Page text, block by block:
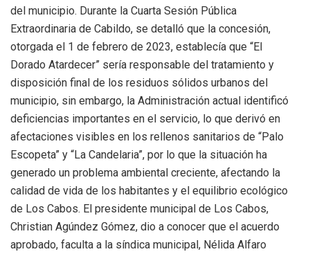
del municipio. Durante la Cuarta Sesión Pública
Extraordinaria de Cabildo, se detalló que la concesión,
otorgada el 1 de febrero de 2023, establecía que “El
Dorado Atardecer” sería responsable del tratamiento y
disposición final de los residuos sólidos urbanos del
municipio, sin embargo, la Administración actual identificó
deficiencias importantes en el servicio, lo que derivó en
afectaciones visibles en los rellenos sanitarios de “Palo
Escopeta” y “La Candelaria”, por lo que la situación ha
generado un problema ambiental creciente, afectando la
calidad de vida de los habitantes y el equilibrio ecológico
de Los Cabos. El presidente municipal de Los Cabos,
Christian Agúndez Gómez, dio a conocer que el acuerdo
aprobado, faculta a la síndica municipal, Nélida Alfaro